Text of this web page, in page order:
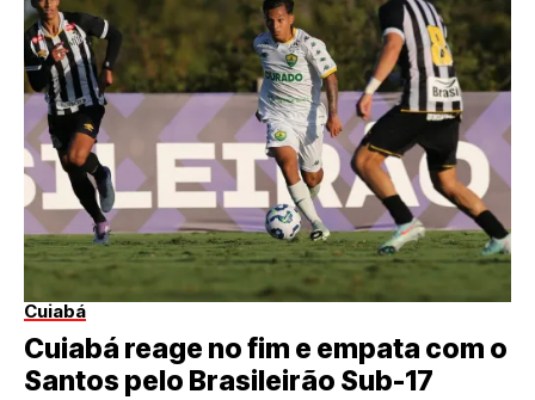
Cuiabá
Cuiabá reage no fim e empata com o
Santos pelo Brasileirão Sub-17